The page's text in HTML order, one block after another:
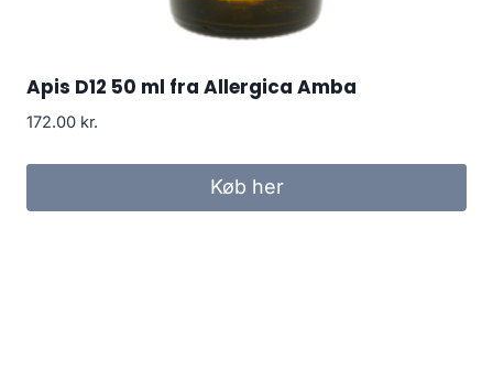
Apis D12 50 ml fra Allergica Amba
172.00 kr.
Køb her